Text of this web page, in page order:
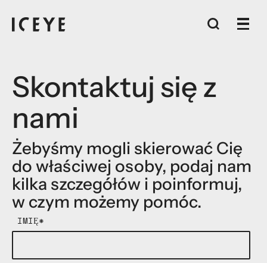
Skontaktuj się z
nami
Żebyśmy mogli skierować Cię
do właściwej osoby, podaj nam
kilka szczegółów i poinformuj,
w czym możemy pomóc.
IMIĘ*